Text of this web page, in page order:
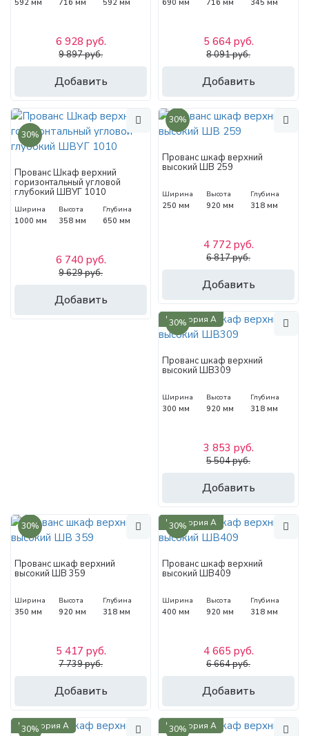
592 мм 716 мм 592 мм
Добавить
6 928 руб.
9 897 руб.
690 мм 716 мм 345 мм
Добавить
5 664 руб.
8 091 руб.
30%
Прованс Шкаф верхний
горизонтальный угловой
глубокий ШВУГ 1010
Ширина
1000 мм
Высота
358 мм
Глубина
650 мм
Добавить
6 740 руб.
9 629 руб.
30%
Прованс шкаф верхний
высокий ШВ 259
Ширина
250 мм
Высота
920 мм
Глубина
318 мм
Добавить
4 772 руб.
6 817 руб.
Категория А
30%
Прованс шкаф верхний
высокий ШВ309
Ширина
300 мм
Высота
920 мм
Глубина
318 мм
Добавить
3 853 руб.
5 504 руб.
30%
Прованс шкаф верхний
высокий ШВ 359
Ширина
350 мм
Высота
920 мм
Глубина
318 мм
Добавить
5 417 руб.
7 739 руб.
Категория А
30%
Прованс шкаф верхний
высокий ШВ409
Ширина
400 мм
Высота
920 мм
Глубина
318 мм
Добавить
4 665 руб.
6 664 руб.
Категория А
30% Категория А
30%